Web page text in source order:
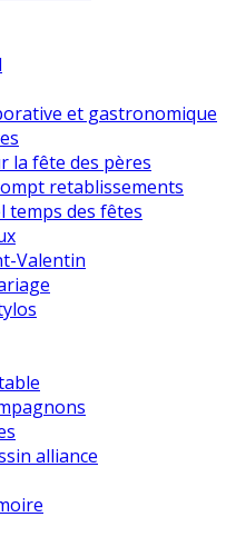
et gastronomique
la fête des pères
retablissements
temps des fêtes
Valentin
alliance